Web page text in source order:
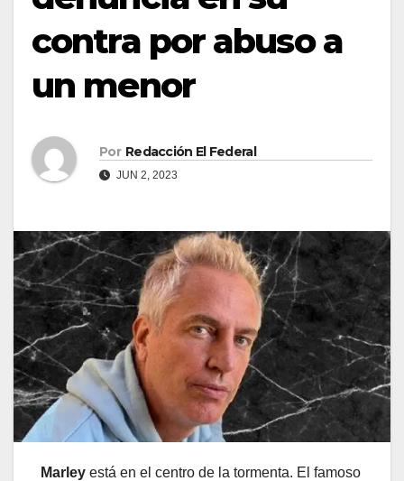
contra por abuso a
un menor
Por Redacción El Federal
JUN 2, 2023
Marley está en el centro de la tormenta. El famoso